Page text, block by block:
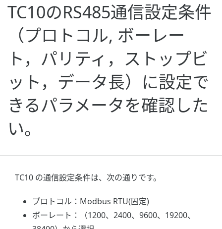
TC10のRS485通信設定条件
（プロトコル, ボーレー
ト，パリティ，ストップビ
ット，データ長）に設定で
きるパラメータを確認した
い。
TC10 の通信設定条件は、次の通りです。
プロトコル：Modbus RTU(固定)
ボーレート：（1200、2400、9600、19200、